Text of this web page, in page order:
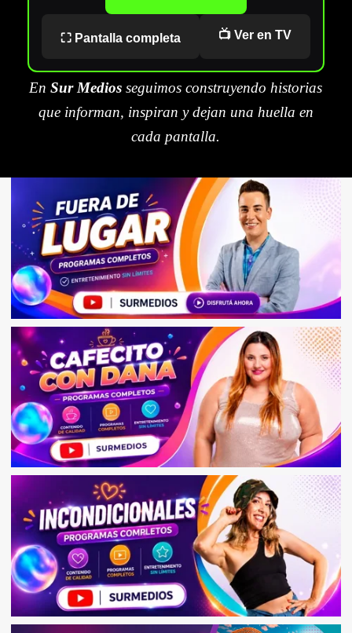
⛶ Pantalla completa 📺 Ver en TV
EnSur Medios seguimos construyendo historias
que informan, inspiran y dejan una huella en
cada pantalla.